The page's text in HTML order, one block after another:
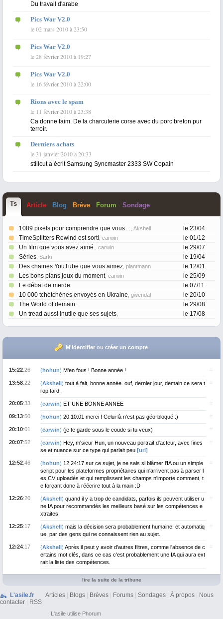
Du travail d'arabe
Pics War V2.0
le 02 mars 2010 à 23:50
Pics War V2.0
le 28 février 2010 à 19:27
Pics War V2.0
le 16 février 2010 à 22:00
Rions avec le spam
le 11 février 2010 à 23:38
Ca donne faim. De la charcuterie corse avec du porc breton pur
terroir.
Derniers achats
le 31 janvier 2010 à 20:33
stillcut a écrit Samsung Syncmaster 2333 SW Copain
Ts Article Blog Brève Forum Sondage
le 23/04
1089 pixels pour comprendre que vous… , Akshell
le 01/12
TimeSplitters Rewind est sorti , carwin
le 29/07
Un film que vous avez aimé. , carwin
le 19/04
Séries , Sarki
le 12/01
Des chaines YouTube que vous aimez , plantmann
le 25/09
Les bons plans jeux du moment, carwin
le 07/11
Le débat de merde
le 20/10
10 000 tchétchènes envoyés en Ukraine , gwendal
le 29/08
The World of demain
le 17/08
Un tread aussi inutile que ses sujets
M'identifierou créer un compte
15:22:26 (hohun) M'en fous ! Bonne année !
13:58:22 (Akshell) tout à fait, bonne année. ouf, dernier jour, demain ce sera t
rop tard.
20:05:33 (carwin) ET UNE BONNE ANNEE
09:13:50 (hohun) 20:10:01 merci ! Celui-là n'est pas géo-bloqué :)
20:10:01 (carwin) (je te garde sous le coude si tu veux)
20:07:52 (carwin) Hey, m'sieur Hun, un nouveau portrait d'acteur, avec fines
se et nuance sur ce type qui parlait peu [url]
12:52:46 (hohun) 12:24:17 sur ce sujet, je ne sais si blâmer l'IA ou un simple
script pour les plateformes propriétaires qui n'arrivent pas à parser l
es CV uploadés et qui remplissent les champs n'importe comment, t
e forçant donc à réécrire tout à la main :D
12:26:20 (Akshell) quand il y a trop de candidats, parfois ils peuvent utiliser u
ne IA pour recommandés les meilleurs basé sur les compétences e
xtraites.
12:25:17 (Akshell) mais la décision sera probablement humaine. et automatiq
ue, par des gens qui ne connaissent rien au sujet.
12:24:17 (Akshell) Après il peut y avoir d'autres filtres, comme l'absence de c
ertains mot clés, dans ce cas c'est probablement une IA qui aura ext
rait la liste des compétences.
lire la suite de la tribune
L'asile.fr Articles Blogs Brèves Forums Sondages À propos
Nous
contacter
RSS
L'asile utilise Phorum